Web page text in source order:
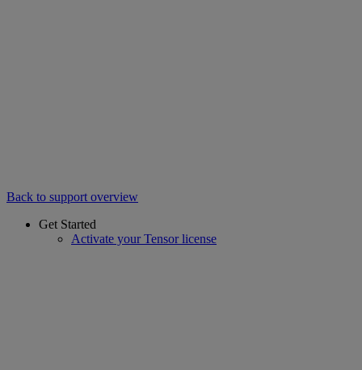
Back to support overview
Get Started
Activate your Tensor license